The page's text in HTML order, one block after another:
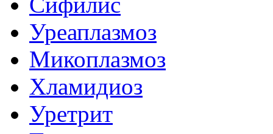
Уреаплазмоз
Микоплазмоз
Хламидиоз
Уретрит